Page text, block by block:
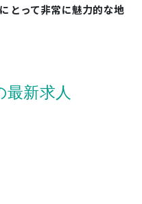
とって非常に魅力的な地
最新求人